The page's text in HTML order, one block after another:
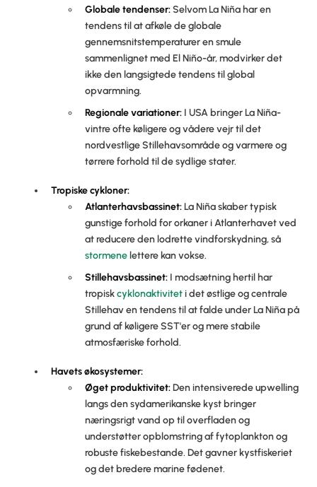
Globale tendenser:Selvom La Niña har en
tendens til at afkøle de globale
gennemsnitstemperaturer en smule
sammenlignet med El Niño-år, modvirker det
ikke den langsigtede tendens til global
opvarmning.
Regionale variationer: I USA bringer La Niña-
vintre ofte køligere og vådere vejr til det
nordvestlige Stillehavsområde og varmere og
tørrere forhold til de sydlige stater.
Tropiske cykloner:
Atlanterhavsbassinet:La Niña skaber typisk
gunstige forhold for orkaner i Atlanterhavet ved
at reducere den lodrette vindforskydning, så
stormene lettere kan vokse.
Stillehavsbassinet: I modsætning hertil har
tropiskcyklonaktiviteti det østlige og centrale
Stillehav en tendens til at falde under La Niña på
grund af køligere SST'er og mere stabile
atmosfæriske forhold.
Havets økosystemer:
Øget produktivitet:Den intensiverede upwelling
langs den sydamerikanske kyst bringer
næringsrigt vand op til overfladen og
understøtter opblomstring af fytoplankton og
robuste fiskebestande. Det gavner kystfiskeriet
og det bredere marine fødenet.